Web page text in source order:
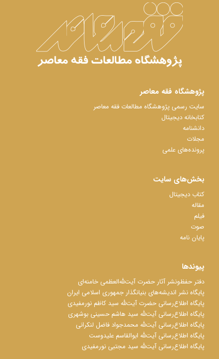
پژوهشگاه فقه معاصر
سایت رسمی پژوهشگاه مطالعات فقه معاصر
کتابخانه دیجیتال
دانشنامه
مجلات
پرونده‌های علمی
بخش‌های سایت
کتاب دیجیتال
مقاله
فیلم
صوت
پایان نامه
پیوندها
دفتر حفظ‌‌‌ونشر آثار حضرت آیت‌ﷲ‌العظمی خامنه‌ای
پایگاه نشر اندیشه‌های بنیانگذار جمهوری اسلامی ایران
پایگاه اطلاع‌رسانی حضرت آیت‌ﷲ سید کاظم نورمفیدی
پایگاه اطلاع‌رسانی آیت‌ﷲ سید هاشم حسینی بوشهری
پایگاه اطلاع‌رسانی آیت‌ﷲ محمدجواد فاضل لنکرانی
پایگاه اطلاع‌رسانی آیت‌ﷲ ابوالقاسم علیدوست
پایگاه اطلاع‌رسانی آیت‌ﷲ سید مجتبی نورمفیدی